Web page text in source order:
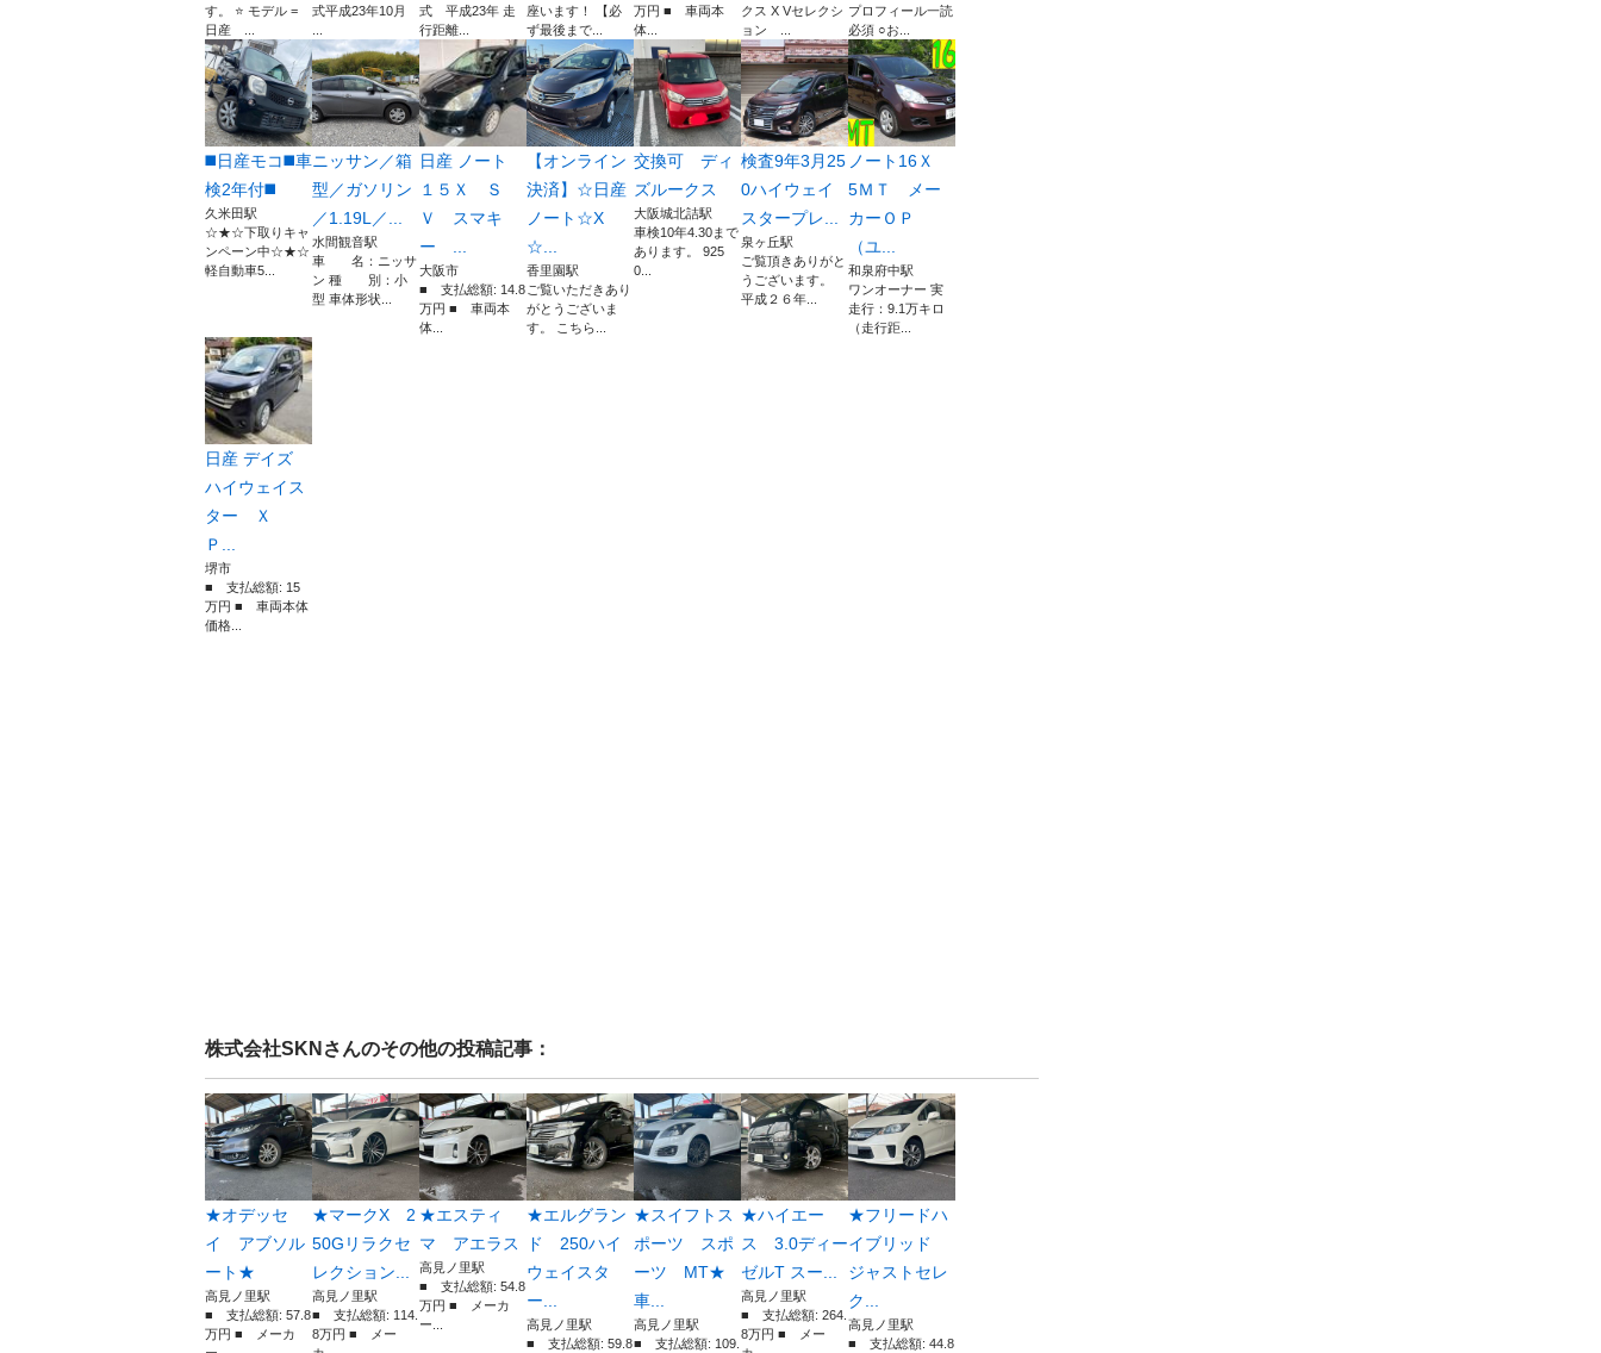
す。 ⭐️ モデル =
日産 ...
式平成23年10月
式 平成23年 走
行距離...
座います！ 【必
ず最後まで...
万円 ■ 車両本
体...
クス X Vセレクシ
ョン ...
プロフィール一読
必須 ○お...
◼️日産モコ◼️車
検2年付◼️
久米田駅
☆★☆下取りキャ
ンペーン中☆★☆
軽自動車5...
ニッサン／箱
型／ガソリン
／1.19L／...
水間観音駅
車 名：ニッサ
ン 種 別：小
型 車体形状...
日産 ノート
１５Ｘ Ｓ
Ｖ スマキ
ー ...
大阪市
■ 支払総額: 14.8
万円 ■ 車両本
体...
【オンライン
決済】☆日産
ノート☆X
☆...
香里園駅
ご覧いただきあり
がとうございま
す。 こちら...
交換可 ディ
ズルークス
大阪城北詰駅
車検10年4.30まで
あります。 925
0...
検査9年3月25
0ハイウェイ
スタープレ...
泉ヶ丘駅
ご覧頂きありがと
うございます。
平成２６年...
ノート16Ｘ
5ＭＴ メー
カーＯＰ
（ユ...
和泉府中駅
ワンオーナー 実
走行：9.1万キロ
（走行距...
日産 デイズ
ハイウェイス
ター Ｘ
Ｐ...
堺市
■ 支払総額: 15
万円 ■ 車両本体
価格...
株式会社SKN さんのその他の投稿記事：
★オデッセ
イ アブソル
ート★
高見ノ里駅
■ 支払総額: 57.8
万円 ■ メーカ
★マークX 2
50Gリラクセ
レクション...
高見ノ里駅
■ 支払総額: 114.
8万円 ■ メー
★エスティ
マ アエラス
高見ノ里駅
■ 支払総額: 54.8
万円 ■ メーカ
ー...
★エルグラン
ド 250ハイ
ウェイスタ
ー...
高見ノ里駅
■ 支払総額: 59.8
★スイフトス
ポーツ スポ
ーツ MT★
車...
高見ノ里駅
■ 支払総額: 109.
★ハイエー
ス 3.0ディー
ゼルT スー...
高見ノ里駅
■ 支払総額: 264.
8万円 ■ メー
★フリードハ
イブリッド
ジャストセレ
ク...
高見ノ里駅
■ 支払総額: 44.8